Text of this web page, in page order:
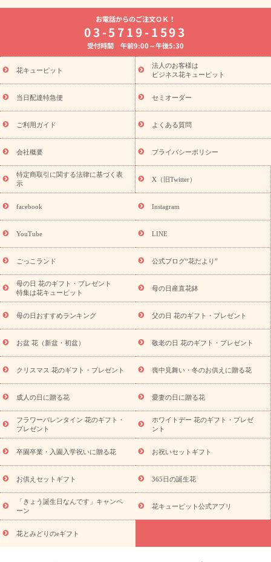
よく贈られる花
お祝いの花特集
誕生日フラワーギフト特集
8月の誕生花(トルコキキョウ)
開店・開業祝い
お供え・お悔やみ お供え・お悔やみの花
通夜・葬儀に贈る花 胡蝶蘭・花鉢
ーブドフラワー
季節のイベント
ひまわり ギフト・プレゼント
特集
お盆 花（新盆・初盆） 季節のイベント
お盆 花（新
盆・初盆）
お盆 花（新盆・初盆）
お盆・お供え 花とセットギ
フト
お盆・お供え プリザーブドフラワー
ひまわり ギフト・プ
レゼント特集
夏の花贈り・お中元・暑中見舞い 花のギフト特集
敬老の日におくる花ギフト・プレゼント特集
花ギフト・プレゼント特集
敬老の日 花のおすすめランキング
敬
老の日 花鉢植えのギフト・プレゼント特集
敬老の日 花とセットギ
フト・プレゼント特集
敬老の日の花 全てのギフト一覧
キャン
ペーン
映画『ウォーターガーディアンズ』コラボキャンペーン
「きょう誕生日なんです」キャンペーン
誕生日の花を探す
誕生日フラワーギフト 誕生日フラワーギフト特集
(トルコキキョウ)
9月の誕生花(リンドウ)
ら探す
お祝いの花特集 当日配達特急便 お祝い商品一覧
念日
結婚祝い 出産祝い 退院祝い・快気祝い
寿祝い
プチギフト ペットのお祝いフラワー
供え・お悔やみ商品一覧
お供え・お悔やみの花
四十九日法要以
お供え プリザーブドフラワー
ペットのお供えフラワー
お盆（新
盆・初盆）
その他 お祝い返し お見舞い
お取り寄せギフト
ビジネス用
ご自宅用 観葉植物 ミディ胡蝶蘭
プリザーブ
ドフラワー
スタイルから探す アレンジメント 花束
スタ
ンド花
お祝い お供え・お悔やみ 胡蝶蘭 胡蝶蘭・花鉢
ディ胡蝶蘭・お祝い
ミディ胡蝶蘭・お供え
世界初の青色胡蝶蘭
観葉植物
観葉植物 産直多肉植物
プリザーブドフラワー
お祝い
お供え・お悔やみ 花とセットギフト
セミオーダー
プチギフト（hanamore -ハナモア-）
花とみどりのeギフト
キューピットのeGfit
カラー ピンク イエローオレンジ
レッ
ド
お花の種類 トルコキキョウ
お祝い お祝い・3000円～ お祝い・4000円～
お祝い・
5000円～
お祝い・7000円～ お祝い・ 10000円～
お供え・お
悔やみ
円～
お供え・お悔やみ・
読み物
お電話からのご注文ＯＫ！
03-5719-1593
受付時間 午前9:00～午後5:30
花キューピット
法人のお客様は
ビジネス花キューピット
当日配達特急便 セミオーダー
ご利用ガイド よくある質問
会社概要 プライバシーポリシー
特定商取引に関する法律に基づく表
示
X（旧Twitter）
facebook Instagram
YouTube LINE
ごっこランド 公式ブログ“花だより”
母の日 花のギフト・プレゼント
特集は花キューピット
母の日産直花鉢
母の日おすすめランキング 父の日 花のギフト・プレゼント
お盆 花（新盆・初盆） 敬老の日 花のギフト・プレゼント
クリスマス 花のギフト・プレゼント 喪中見舞い・冬のお供えに贈る花
成人の日に贈る花 愛妻の日に贈る花
フラワーバレンタイン 花のギフト・
プレゼント
ホワイトデー 花のギフト・プレゼ
ント
卒園卒業・入園入学祝いに贈る花 お祝いセットギフト
お供えセットギフト 365日の誕生花
「きょう誕生日なんです」キャンペ
ーン
花キューピット公式アプリ
花とみどりのeギフト